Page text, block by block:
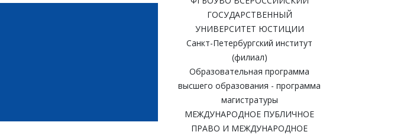
ГОСУДАРСТВЕННЫЙ
УНИВЕРСИТЕТ ЮСТИЦИИ
Санкт-Петербургский институт
(филиал)
Образовательная программа
высшего образования - программа
магистратуры
МЕЖДУНАРОДНОЕ ПУБЛИЧНОЕ
ПРАВО И МЕЖДУНАРОДНОЕ